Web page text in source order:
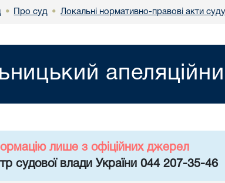
• Про суд • Локальні нормативно-правові акти суду
лише з офіційних джерел
судової влади України 044 207-35-46